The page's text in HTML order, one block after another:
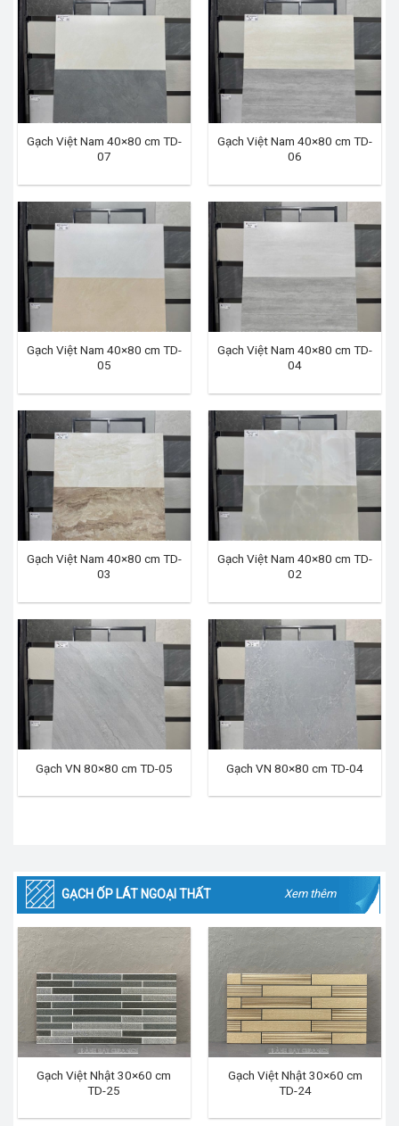
Gạch Việt Nam 40×80 cm TD-
07
Gạch Việt Nam 40×80 cm TD-
06
Gạch Việt Nam 40×80 cm TD-
05
Gạch Việt Nam 40×80 cm TD-
04
Gạch Việt Nam 40×80 cm TD-
03
Gạch Việt Nam 40×80 cm TD-
02
Gạch VN 80×80 cm TD-05 Gạch VN 80×80 cm TD-04
GẠCH ỐP LÁT NGOẠI THẤT Xem thêm
Gạch Việt Nhật 30×60 cm
TD-25
Gạch Việt Nhật 30×60 cm
TD-24